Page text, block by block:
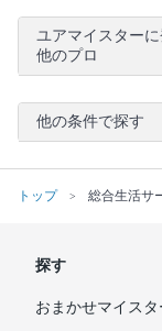
ユアマイスター
他のプロ
他の条件で探す
トップ 総合生活サ
探す
おまかせマイスタ